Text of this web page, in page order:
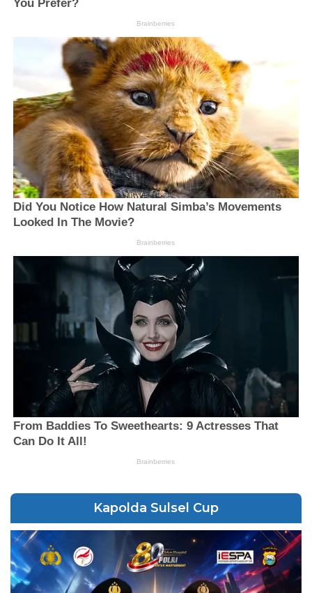
Kapolda Sulsel Cup